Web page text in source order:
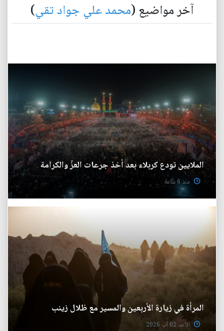
آخر مواضيع (محمد علي جواد تقي)
الملايين تودع كربلاء بعد أخذ جرعات العزّ والكرامة
منذ 6 ساعة
المرأة في زيارة الأربعين والمسير مع ظلال زينب
الأحد 02 آب 2026